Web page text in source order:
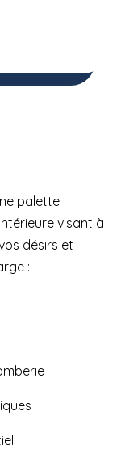
palette
visant à
désirs et
: